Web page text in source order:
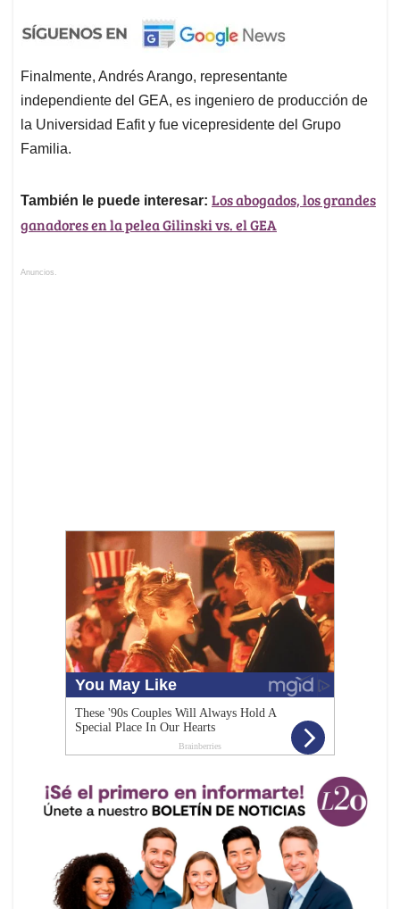
Finalmente, Andrés Arango, representante
independiente del GEA, es ingeniero de producción de
la Universidad Eafit y fue vicepresidente del Grupo
Familia.
También le puede interesar: Los abogados, los grandes
ganadores en la pelea Gilinski vs. el GEA
Anuncios.